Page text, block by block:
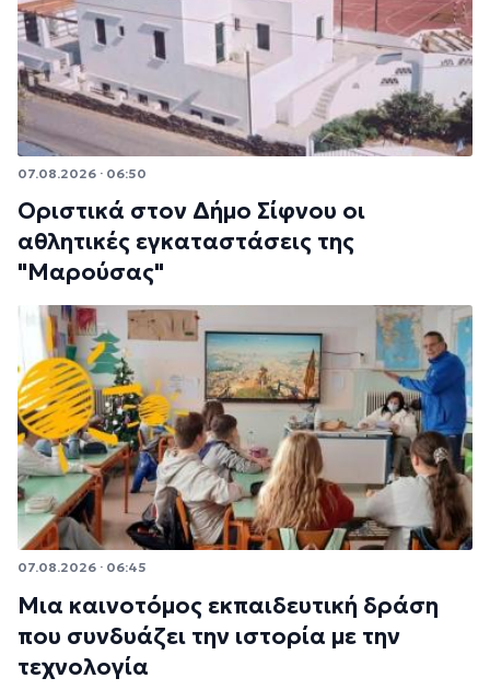
07.08.2026 · 06:50
Οριστικά στον Δήμο Σίφνου οι
αθλητικές εγκαταστάσεις της
"Μαρούσας"
07.08.2026 · 06:45
Μια καινοτόμος εκπαιδευτική δράση
που συνδυάζει την ιστορία με την
τεχνολογία